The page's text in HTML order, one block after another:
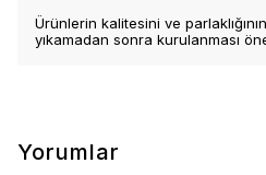
Ürünlerin kalitesini ve
yıkamadan sonra kurulanması
Yorumlar